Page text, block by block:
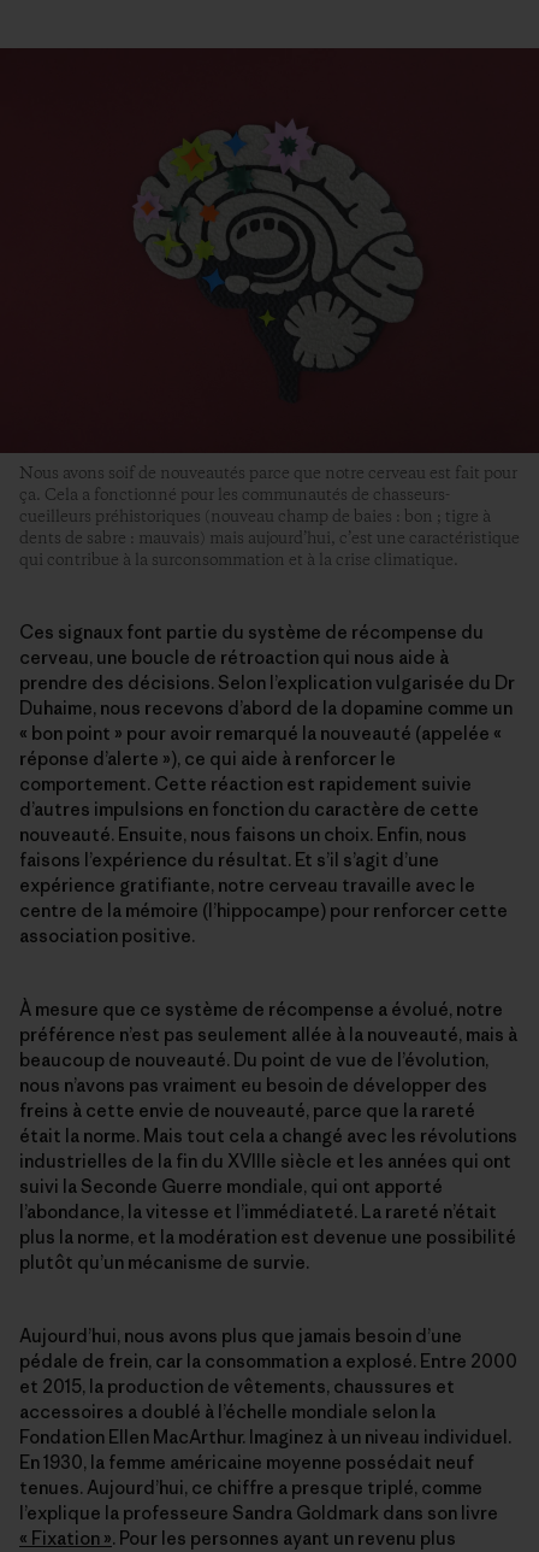
Nous avons soif de nouveautés parce que notre cerveau est fait pour
ça. Cela a fonctionné pour les communautés de chasseurs-
cueilleurs préhistoriques (nouveau champ de baies : bon ; tigre à
dents de sabre : mauvais) mais aujourd’hui, c’est une caractéristique
qui contribue à la surconsommation et à la crise climatique.
Ces signaux font partie du système de récompense du
cerveau, une boucle de rétroaction qui nous aide à
prendre des décisions. Selon l’explication vulgarisée du Dr
Duhaime, nous recevons d’abord de la dopamine comme un
« bon point » pour avoir remarqué la nouveauté (appelée «
réponse d’alerte »), ce qui aide à renforcer le
comportement. Cette réaction est rapidement suivie
d’autres impulsions en fonction du caractère de cette
nouveauté. Ensuite, nous faisons un choix. Enfin, nous
faisons l’expérience du résultat. Et s’il s’agit d’une
expérience gratifiante, notre cerveau travaille avec le
centre de la mémoire (l’hippocampe) pour renforcer cette
association positive.
À mesure que ce système de récompense a évolué, notre
préférence n’est pas seulement allée à la nouveauté, mais à
beaucoup de nouveauté. Du point de vue de l’évolution,
nous n’avons pas vraiment eu besoin de développer des
freins à cette envie de nouveauté, parce que la rareté
était la norme. Mais tout cela a changé avec les révolutions
industrielles de la fin du XVIIIe siècle et les années qui ont
suivi la Seconde Guerre mondiale, qui ont apporté
l’abondance, la vitesse et l’immédiateté. La rareté n’était
plus la norme, et la modération est devenue une possibilité
plutôt qu’un mécanisme de survie.
Aujourd’hui, nous avons plus que jamais besoin d’une
pédale de frein, car la consommation a explosé. Entre 2000
et 2015, la production de vêtements, chaussures et
accessoires a doublé à l’échelle mondiale selon la
Fondation Ellen MacArthur. Imaginez à un niveau individuel.
En 1930, la femme américaine moyenne possédait neuf
tenues. Aujourd’hui, ce chiffre a presque triplé, comme
l’explique la professeure Sandra Goldmark dans son livre
« Fixation ». Pour les personnes ayant un revenu plus